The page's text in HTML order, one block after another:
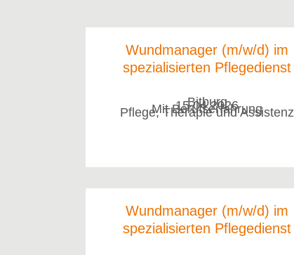
Wundmanager (m/w/d) im
spezialisierten Pflegedienst
Bitburg
15.04.2026
Mit Berufserfahrung
Pflege, Therapie und Assistenz
Wundmanager (m/w/d) im
spezialisierten Pflegedienst